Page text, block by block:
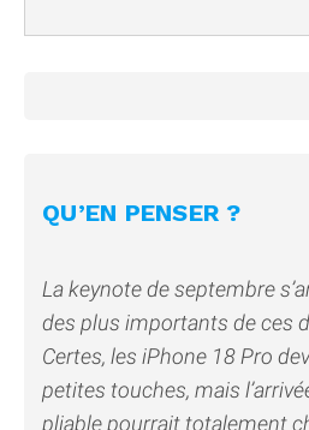
QU’EN PENSER ?
La keynote de septembre
des plus importants de ces
Certes, les iPhone 18 Pro
petites touches, mais
pliable pourrait totalement